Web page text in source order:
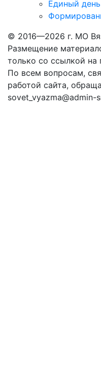
Единый
© 2016—2026 г. МО
Размещение
только со ссылкой на
По всем вопросам,
работой сайта,
sovet_vyazma@admin-